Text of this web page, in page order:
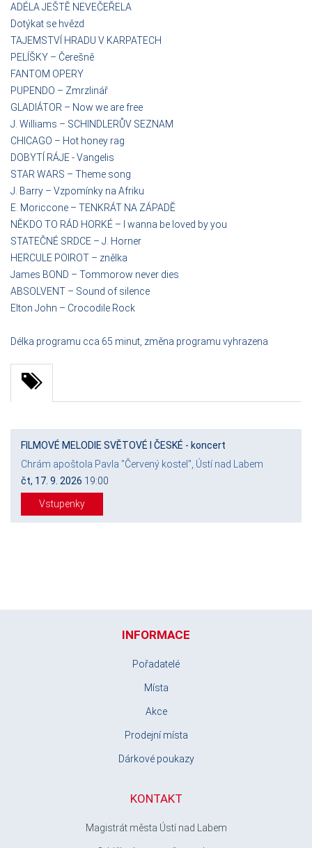
ADÉLA JEŠTĚ NEVEČEŘELA
Dotýkat se hvězd
TAJEMSTVÍ HRADU V KARPATECH
PELÍŠKY – Čerešně
FANTOM OPERY
PUPENDO – Zmrzlinář
GLADIÁTOR – Now we are free
J. Williams – SCHINDLERŮV SEZNAM
CHICAGO – Hot honey rag
DOBYTÍ RÁJE - Vangelis
STAR WARS – Theme song
J. Barry – Vzpomínky na Afriku
E. Moriccone – TENKRÁT NA ZÁPADĚ
NĚKDO TO RÁD HORKÉ – I wanna be loved by you
STATEČNÉ SRDCE – J. Horner
HERCULE POIROT – znělka
James BOND – Tommorow never dies
ABSOLVENT – Sound of silence
Elton John – Crocodile Rock
Délka programu cca 65 minut, změna programu vyhrazena
FILMOVÉ MELODIE SVĚTOVÉ I ČESKÉ - koncert
Chrám apoštola Pavla "Červený kostel", Ústí nad Labem
čt, 17. 9. 2026 19:00
Vstupenky
INFORMACE
Pořadatelé
Místa
Akce
Prodejní místa
Dárkové poukazy
KONTAKT
Magistrát města Ústí nad Labem